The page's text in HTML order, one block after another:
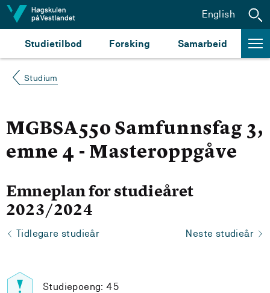
Hopp til innhald
Studietilbod Forsking Samarbeid
English
Studium
MGBSA550 Samfunnsfag 3,
emne 4 - Masteroppgåve
Emneplan for studieåret
2023/2024
Tidlegare studieår Neste studieår
Studiepoeng: 45